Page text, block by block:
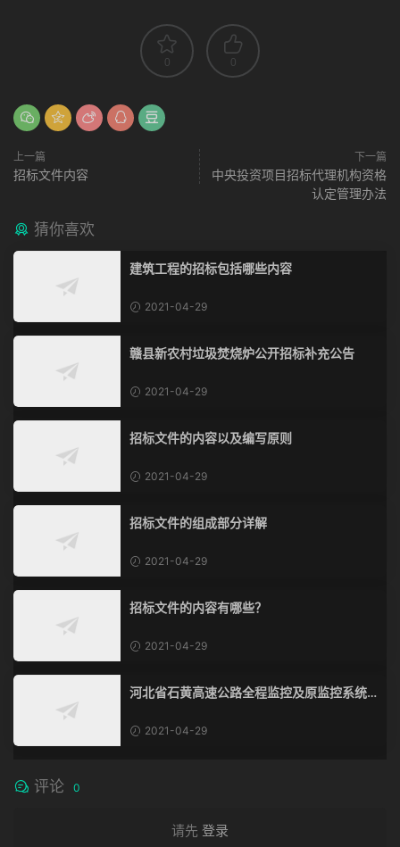
0 0
上一篇
招标文件内容
下一篇
中央投资项目招标代理机构资格
认定管理办法
猜你喜欢
建筑工程的招标包括哪些内容
2021-04-29
赣县新农村垃圾焚烧炉公开招标补充公告
2021-04-29
招标文件的内容以及编写原则
2021-04-29
招标文件的组成部分详解
2021-04-29
招标文件的内容有哪些？
2021-04-29
河北省石黄高速公路全程监控及原监控系统
2021-04-29
评论 0
请先 登录